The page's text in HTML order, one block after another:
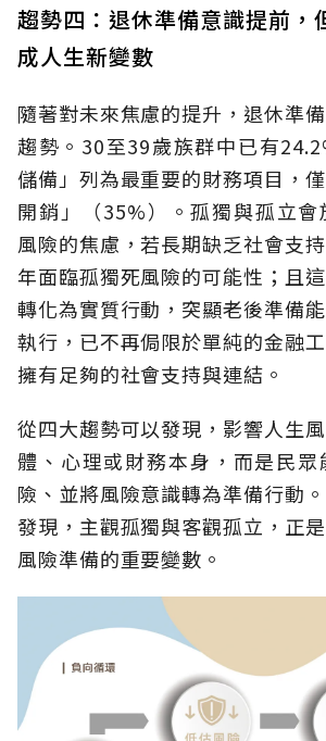
趨勢四：退休準備意識提前，
成人生新變數
隨著對未來焦慮的提升，退休準
趨勢。30至39歲族群中已有
儲備」列為最重要的財務項目，
開銷」（35%）。孤獨與孤立會
風險的焦慮，若長期缺乏社會支
年面臨孤獨死風險的可能性；且
轉化為實質行動，突顯老後準備
執行，已不再侷限於單純的金融
擁有足夠的社會支持與連結。
從四大趨勢可以發現，影響人生
體、心理或財務本身，而是民眾
險、並將風險意識轉為準備行動
發現，主觀孤獨與客觀孤立，正
風險準備的重要變數。